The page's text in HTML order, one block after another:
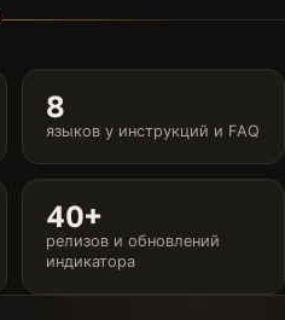
8
языков у инструкций и FAQ
40+
релизов и обновлений
индикатора